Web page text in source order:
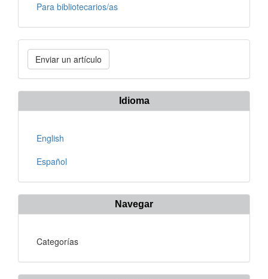
Para bibliotecarios/as
Enviar
un
artículo
Enviar un artículo
Idioma
English
Español
Navegar
Categorías